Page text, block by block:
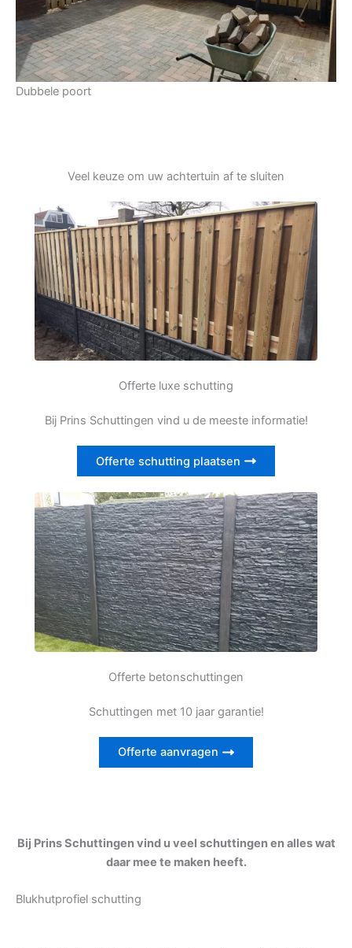
Dubbele poort
Veel keuze om uw achtertuin af te sluiten
Offerte luxe schutting
Bij Prins Schuttingen vind u de meeste informatie!
Offerte schutting plaatsen
Offerte betonschuttingen
Schuttingen met 10 jaar garantie!
Offerte aanvragen
Bij Prins Schuttingen vind u veel schuttingen en alles wat
daar mee te maken heeft.
Blukhutprofiel schutting